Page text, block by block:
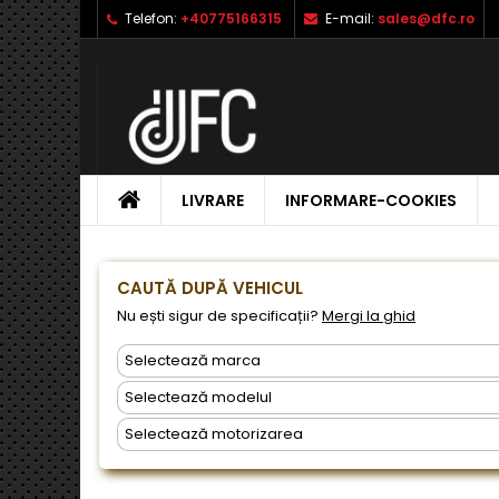
Telefon: +40775166315 E-mail: sales@dfc.ro
ACASALIVRARE INFORMARE-COOKIES
CAUTĂ DUPĂ VEHICUL
Nu ești sigur de specificații? Mergi la ghid